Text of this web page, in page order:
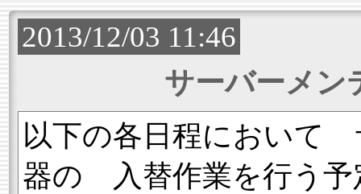
2013/12/03 11:46
サーバーメン
以下の各日程において
器の 入替作業を行う予